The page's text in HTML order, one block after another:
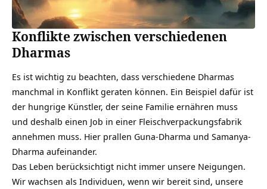
Konflikte zwischen verschiedenen
Dharmas
Es ist wichtig zu beachten, dass verschiedene Dharmas
manchmal in Konflikt geraten können. Ein Beispiel dafür ist
der hungrige Künstler, der seine Familie ernähren muss
und deshalb einen Job in einer Fleischverpackungsfabrik
annehmen muss. Hier prallen Guna-Dharma und Samanya-
Dharma aufeinander.
Das Leben berücksichtigt nicht immer unsere Neigungen.
Wir wachsen als Individuen, wenn wir bereit sind, unsere